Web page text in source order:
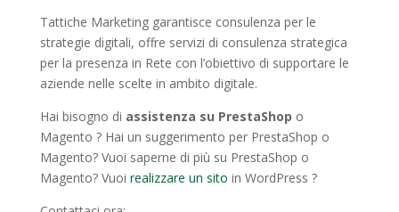
Tattiche Marketing garantisce consulenza per le
strategie digitali, offre servizi di consulenza strategica
per la presenza in Rete con l’obiettivo di supportare le
aziende nelle scelte in ambito digitale.
Hai bisogno di assistenza su PrestaShop o
Magento ? Hai un suggerimento per PrestaShop o
Magento? Vuoi saperne di più su PrestaShop o
Magento? Vuoi realizzare un sito in WordPress ?